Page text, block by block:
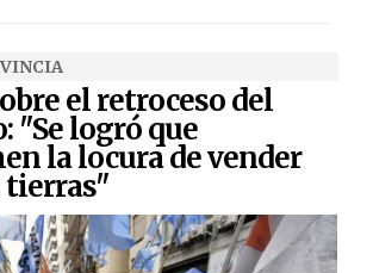
el retroceso del
"Se logró que
la locura de vender
tierras"